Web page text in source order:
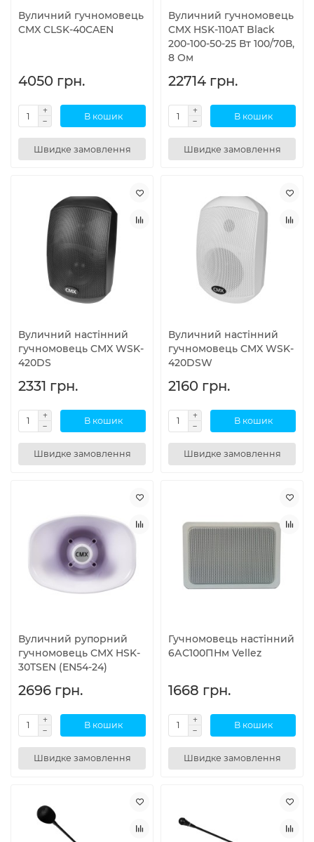
Вуличний гучномовець
CMX CLSK-40CAEN
4050 грн.
В кошик
Швидке замовлення
Вуличний гучномовець
CMX HSK-110AT Black
200-100-50-25 Вт 100/70В,
8 Ом
22714 грн.
В кошик
Швидке замовлення
Вуличний настінний
гучномовець CMX WSK-
420DS
2331 грн.
В кошик
Швидке замовлення
Вуличний настінний
гучномовець CMX WSK-
420DSW
2160 грн.
В кошик
Швидке замовлення
Вуличний рупорний
гучномовець CMX HSK-
30TSEN (EN54-24)
2696 грн.
В кошик
Швидке замовлення
Гучномовець настінний
6АС100ПНм Vellez
1668 грн.
В кошик
Швидке замовлення